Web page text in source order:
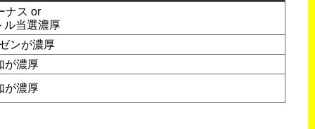
ナス or
ル当選濃厚
ンが濃厚
が濃厚
が濃厚